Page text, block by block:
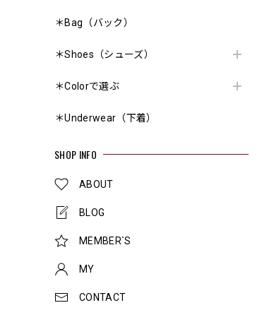
＊Bag（バック）
＊Shoes（シューズ）
＊Colorで選ぶ
＊Underwear（下着）
SHOP INFO
ABOUT
BLOG
MEMBER`S
MY
CONTACT